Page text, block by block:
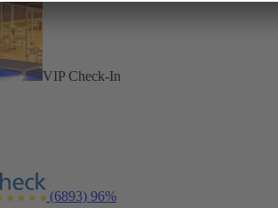
VIP Check-In
(6893) 96%